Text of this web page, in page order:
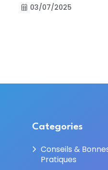
03/07/2025
Categories
Conseils &
Pratiques